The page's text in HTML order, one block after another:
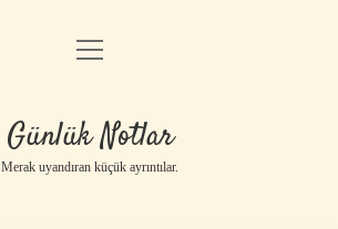
Anasayfa
Yasal Uyarı
menüyü
Günlük Notlar
Merak uyandıran küçük ayrıntılar.